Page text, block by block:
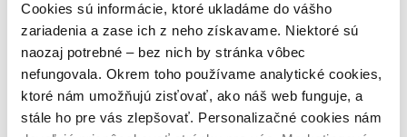
Cookies sú informácie, ktoré ukladáme do vášho
zariadenia a zase ich z neho získavame. Niektoré sú
naozaj potrebné – bez nich by stránka vôbec
nefungovala. Okrem toho používame analytické cookies,
ktoré nám umožňujú zisťovať, ako náš web funguje, a
stále ho pre vás zlepšovať. Personalizačné cookies nám
Našli sme0 titulov
Zoradiť podľa:
Filtrovať